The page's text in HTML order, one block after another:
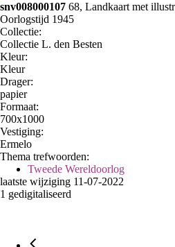
snv008000107 68, Landkaart met
Oorlogstijd 1945
Collectie:
Collectie L. den Besten
Kleur:
Kleur
Drager:
papier
Formaat:
700x1000
Vestiging:
Ermelo
Thema trefwoorden:
Tweede Wereldoorlog
laatste wijziging 11-07-2022
1 gedigitaliseerd